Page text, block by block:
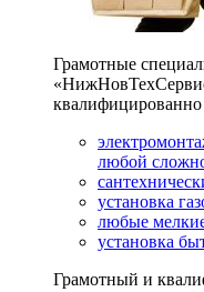
Грамотные
любой
установка
любые
установка
Грамотный и